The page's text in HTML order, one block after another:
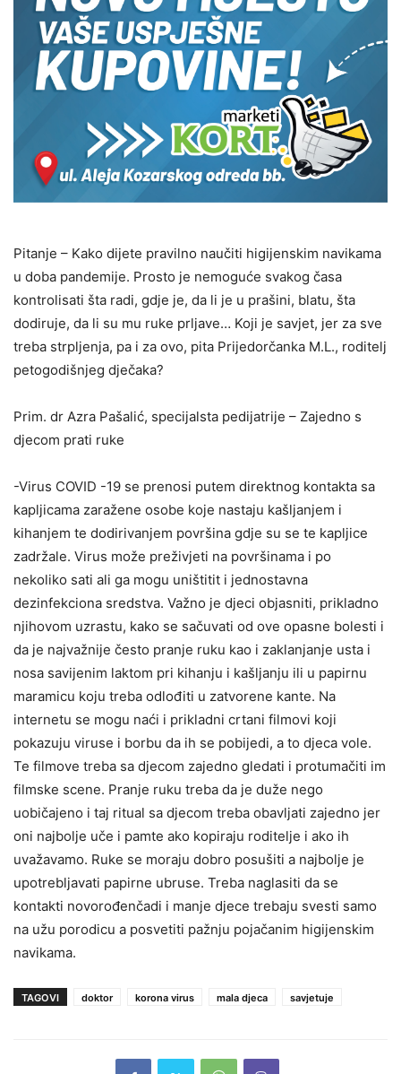
Pitanje – Kako dijete pravilno naučiti higijenskim navikama
u doba pandemije. Prosto je nemoguće svakog časa
kontrolisati šta radi, gdje je, da li je u prašini, blatu, šta
dodiruje, da li su mu ruke prljave… Koji je savjet, jer za sve
treba strpljenja, pa i za ovo, pita Prijedorčanka M.L., roditelj
petogodišnjeg dječaka?
Prim. dr Azra Pašalić, specijalsta pedijatrije – Zajedno s
djecom prati ruke
-Virus COVID -19 se prenosi putem direktnog kontakta sa
kapljicama zaražene osobe koje nastaju kašljanjem i
kihanjem te dodirivanjem površina gdje su se te kapljice
zadržale. Virus može preživjeti na površinama i po
nekoliko sati ali ga mogu uništitit i jednostavna
dezinfekciona sredstva. Važno je djeci objasniti, prikladno
njihovom uzrastu, kako se sačuvati od ove opasne bolesti i
da je najvažnije često pranje ruku kao i zaklanjanje usta i
nosa savijenim laktom pri kihanju i kašljanju ili u papirnu
maramicu koju treba odlođiti u zatvorene kante. Na
internetu se mogu naći i prikladni crtani filmovi koji
pokazuju viruse i borbu da ih se pobijedi, a to djeca vole.
Te filmove treba sa djecom zajedno gledati i protumačiti im
filmske scene. Pranje ruku treba da je duže nego
uobičajeno i taj ritual sa djecom treba obavljati zajedno jer
oni najbolje uče i pamte ako kopiraju roditelje i ako ih
uvažavamo. Ruke se moraju dobro posušiti a najbolje je
upotrebljavati papirne ubruse. Treba naglasiti da se
kontakti novorođenčadi i manje djece trebaju svesti samo
na užu porodicu a posvetiti pažnju pojačanim higijenskim
navikama.
TAGOVI doktor korona virus mala djeca savjetuje